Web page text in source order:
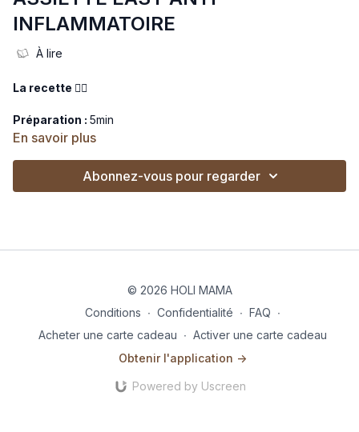
INFLAMMATOIRE
À lire
La recette 👇🏼
Préparation : 5min
Ingrédients :
Fromage de chèvre
Bouillon de collagène
3 tranches de pain
options : piment d'espelette, poivre, persil, graines de
chanvre
de chèvre, le jus de citron, le piment, le poivre et le persil.
En savoir plus
Abonnez-vous pour regarder
© 2026 HOLI MAMA
Conditions ∙ Confidentialité ∙ FAQ ∙
Acheter une carte cadeau ∙ Activer une carte cadeau
Obtenir l'application ->
Powered by Uscreen